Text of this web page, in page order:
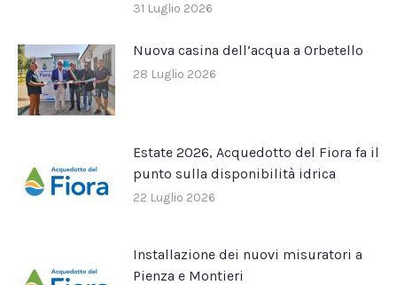
31 Luglio 2026
Nuova casina dell’acqua a Orbetello
28 Luglio 2026
Estate 2026, Acquedotto del Fiora fa il
punto sulla disponibilità idrica
22 Luglio 2026
Installazione dei nuovi misuratori a
Pienza e Montieri